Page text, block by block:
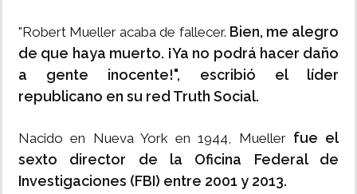
"Robert Mueller acaba de fallecer. Bien, me alegro
de que haya muerto. ¡Ya no podrá hacer daño
a gente inocente!", escribió el líder
republicano en su red Truth Social.
Nacido en Nueva York en 1944, Mueller fue el
sexto director de la Oficina Federal de
Investigaciones (FBI) entre 2001 y 2013.